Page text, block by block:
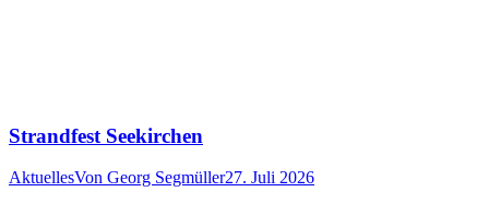
Strandfest Seekirchen
AktuellesVon Georg Segmüller27. Juli 2026